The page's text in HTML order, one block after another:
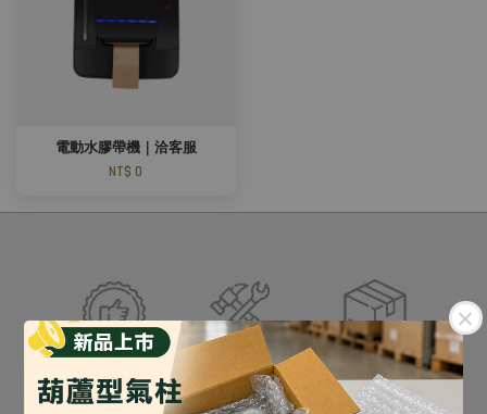
電動水膠帶機｜洽客服
NT$ 0